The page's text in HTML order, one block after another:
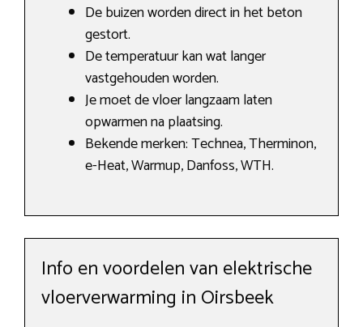
De buizen worden direct in het beton
gestort.
De temperatuur kan wat langer
vastgehouden worden.
Je moet de vloer langzaam laten
opwarmen na plaatsing.
Bekende merken: Technea, Therminon,
e-Heat, Warmup, Danfoss, WTH.
Info en voordelen van elektrische
vloerverwarming in Oirsbeek